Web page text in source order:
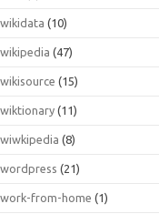
wikidata (10)
wikipedia (47)
wikisource (15)
wiktionary (11)
wiwkipedia (8)
wordpress (21)
work-from-home (1)